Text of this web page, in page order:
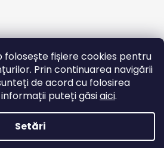
folosește fișiere cookies pentru
Prin continuarea navigării
de acord cu folosirea
puteți găsiaici.
Setări